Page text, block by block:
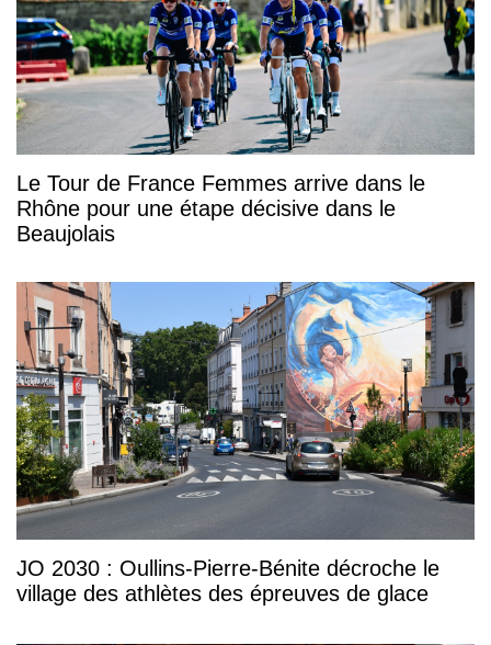
Le Tour de France Femmes arrive dans le
Rhône pour une étape décisive dans le
Beaujolais
JO 2030 : Oullins-Pierre-Bénite décroche le
village des athlètes des épreuves de glace